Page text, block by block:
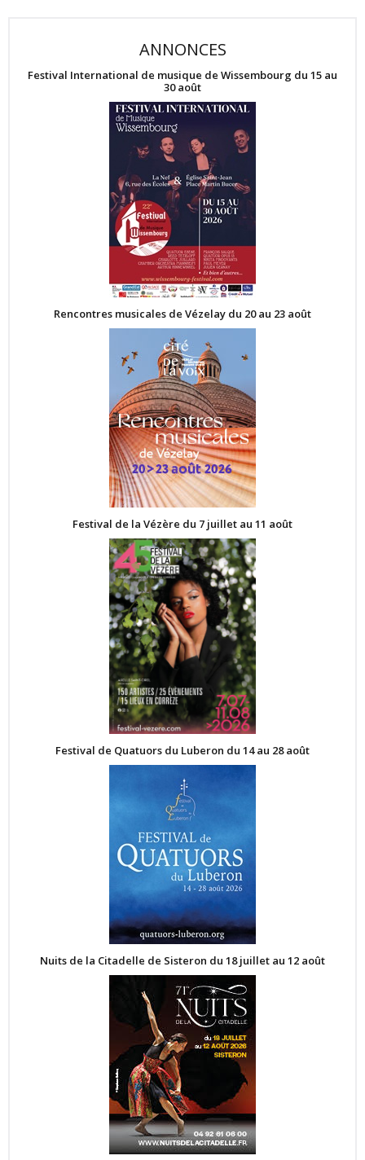
ANNONCES
Festival International de musique de Wissembourg du 15 au
30 août
Rencontres musicales de Vézelay du 20 au 23 août
Festival de la Vézère du 7 juillet au 11 août
Festival de Quatuors du Luberon du 14 au 28 août
Nuits de la Citadelle de Sisteron du 18 juillet au 12 août